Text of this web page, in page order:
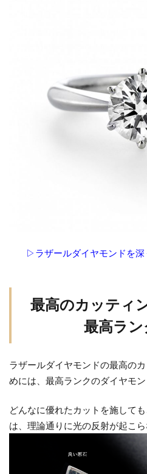
▷ラザールダイヤモンドを深
最高のカッティ
最高ラ
ラザールダイヤモンドの最高の
めには、最高ランクのダイヤモン
どんなに優れたカットを施して
は、理論通りに光の反射が起こら